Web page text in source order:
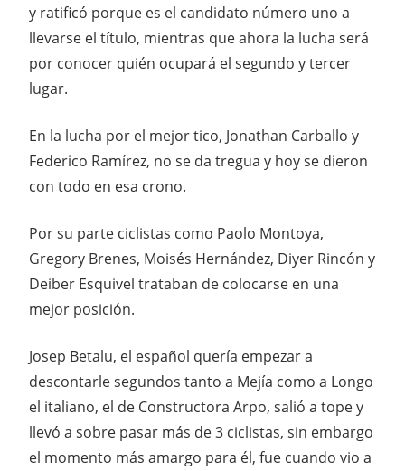
y ratificó porque es el candidato número uno a
llevarse el título, mientras que ahora la lucha será
por conocer quién ocupará el segundo y tercer
lugar.
En la lucha por el mejor tico, Jonathan Carballo y
Federico Ramírez, no se da tregua y hoy se dieron
con todo en esa crono.
Por su parte ciclistas como Paolo Montoya,
Gregory Brenes, Moisés Hernández, Diyer Rincón y
Deiber Esquivel trataban de colocarse en una
mejor posición.
Josep Betalu, el español quería empezar a
descontarle segundos tanto a Mejía como a Longo
el italiano, el de Constructora Arpo, salió a tope y
llevó a sobre pasar más de 3 ciclistas, sin embargo
el momento más amargo para él, fue cuando vio a